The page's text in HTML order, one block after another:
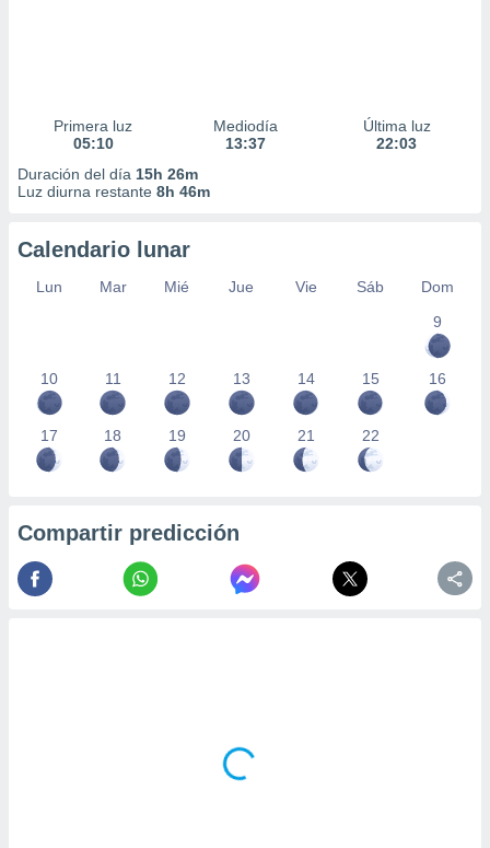
Primera luz
05:10
Mediodía
13:37
Última luz
22:03
Duración del día 15h 26m
Luz diurna restante 8h 46m
Calendario lunar
Lun Mar Mié Jue Vie Sáb
Dom
9
10 11 12 13 14 15 16
17 18 19 20 21 22
Compartir predicción